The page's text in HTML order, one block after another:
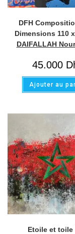
DFH
Dimensions 110
DAIFALLAH
45.000
Ajouter au
Etoile et toile